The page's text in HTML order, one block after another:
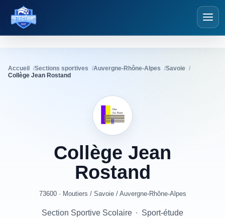
Détections Foot
Accueil Sections sportives Auvergne-Rhône-Alpes
Savoie
Collège Jean Rostand
Collège Jean
Rostand
73600 · Moutiers / Savoie/ Auvergne-Rhône-Alpes
Section Sportive Scolaire · Sport-étude